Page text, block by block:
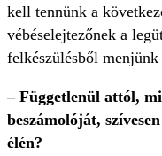
kell tennünk a
vébéselejtezőnek a
felkészülésből
– Függetlenül attól,
beszámolóját,
élén?